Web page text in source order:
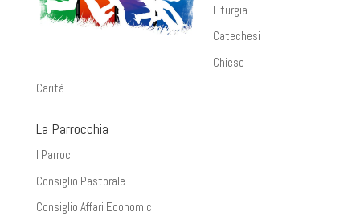
Liturgia
Catechesi
Chiese
Carità
La Parrocchia
I Parroci
Consiglio Pastorale
Consiglio Affari Economici